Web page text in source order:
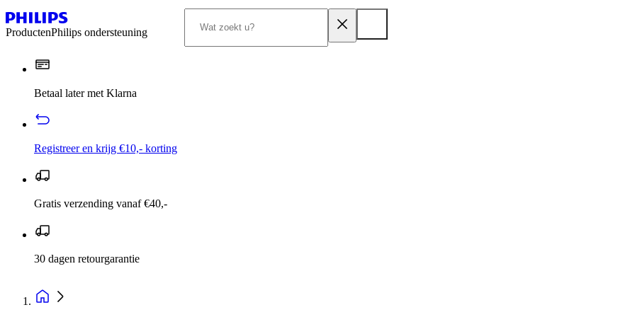
ProductenPhilips ondersteuning
Betaal later met Klarna
Registreer en krijg €10,- korting
Gratis verzending vanaf €40,-
30 dagen retourgarantie